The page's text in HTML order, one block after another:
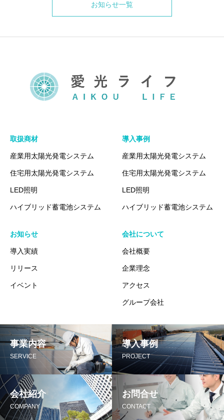
お知らせ一覧
取扱商材
産業用太陽光発電システム
住宅用太陽光発電システム
LED照明
ハイブリッド蓄電池システム
導入事例
産業用太陽光発電システム
住宅用太陽光発電システム
LED照明
ハイブリッド蓄電池システム
お知らせ
導入実績
リリース
イベント
会社について
会社概要
企業理念
アクセス
グループ会社
事業内容
SERVICE
導入事例
PROJECT
会社紹介
COMPANY
お問合せ
CONTACT